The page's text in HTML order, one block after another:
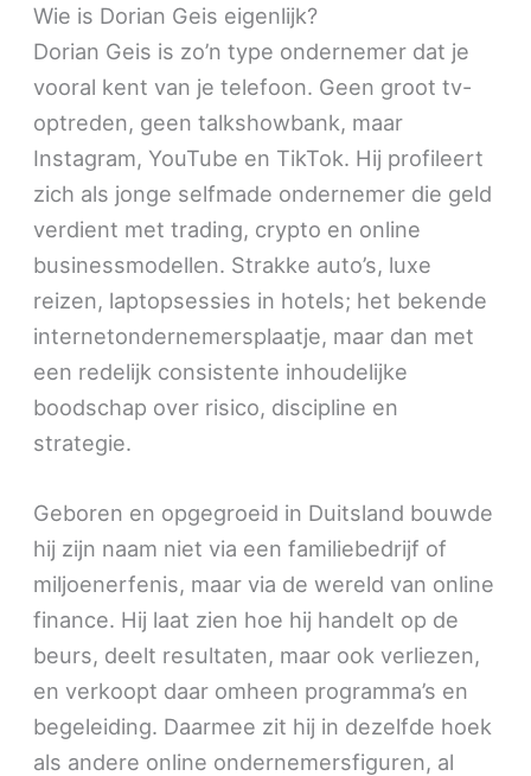
Wie is Dorian Geis eigenlijk?
Dorian Geis is zo’n type ondernemer dat je
vooral kent van je telefoon. Geen groot tv-
optreden, geen talkshowbank, maar
Instagram, YouTube en TikTok. Hij profileert
zich als jonge selfmade ondernemer die geld
verdient met trading, crypto en online
businessmodellen. Strakke auto’s, luxe
reizen, laptopsessies in hotels; het bekende
internetondernemersplaatje, maar dan met
een redelijk consistente inhoudelijke
boodschap over risico, discipline en
strategie.
Geboren en opgegroeid in Duitsland bouwde
hij zijn naam niet via een familiebedrijf of
miljoenerfenis, maar via de wereld van online
finance. Hij laat zien hoe hij handelt op de
beurs, deelt resultaten, maar ook verliezen,
en verkoopt daar omheen programma’s en
begeleiding. Daarmee zit hij in dezelfde hoek
als andere online ondernemersfiguren, al